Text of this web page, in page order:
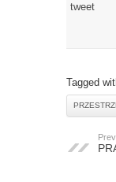
tweet
Tagged